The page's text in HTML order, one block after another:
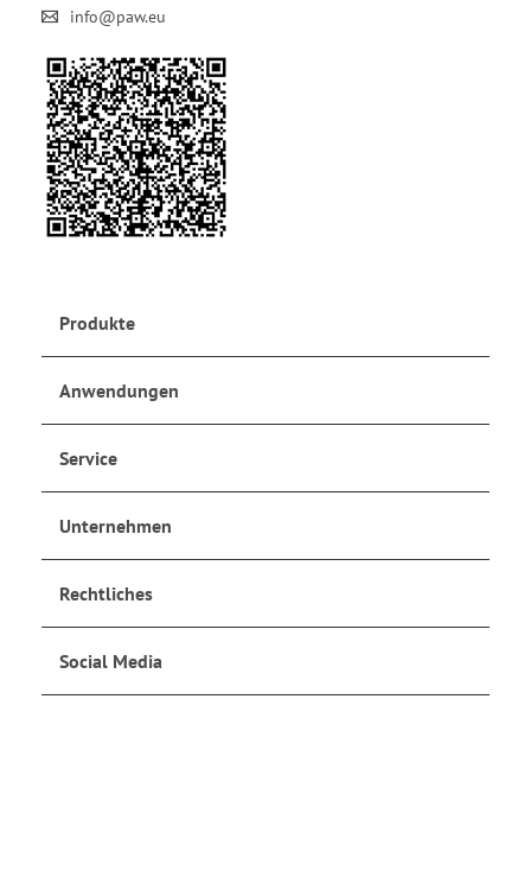
info@paw.eu
Produkte
Anwendungen
Service
Unternehmen
Rechtliches
Social Media